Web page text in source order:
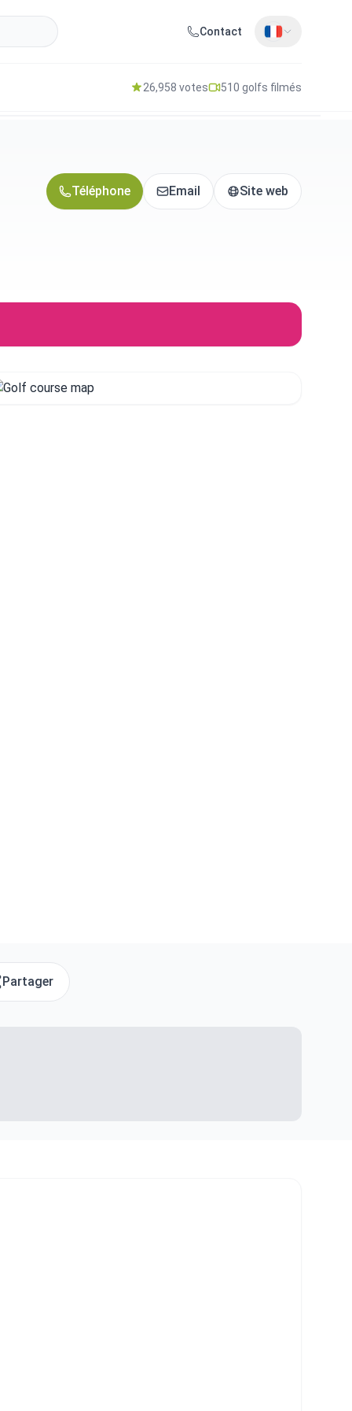
Contact
26,958 votes 510 golfs filmés
Téléphone Email Site web
Partager